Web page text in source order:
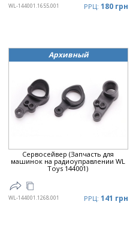
WL-144001.1655.001 РРЦ: 180 грн
Архивный
Сервосейвер (Запчасть для
машинок на радиоуправлении WL
Toys 144001)
WL-144001.1268.001 РРЦ: 141 грн